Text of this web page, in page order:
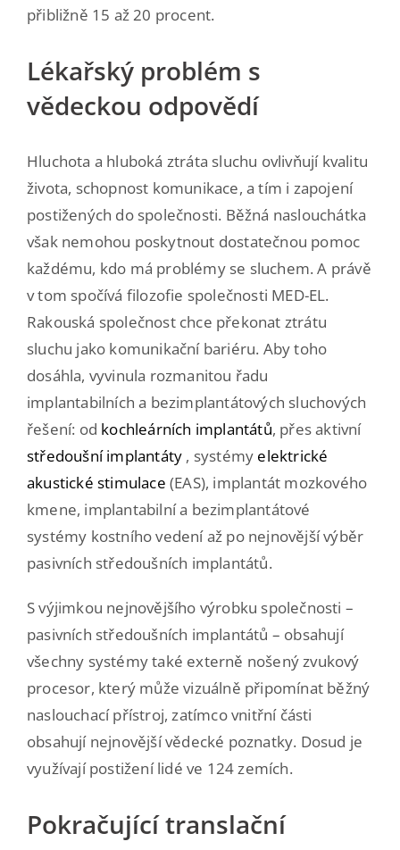
přibližně 15 až 20 procent.
Lékařský problém s
vědeckou odpovědí
Hluchota a hluboká ztráta sluchu ovlivňují kvalitu
života, schopnost komunikace, a tím i zapojení
postižených do společnosti. Běžná naslouchátka
však nemohou poskytnout dostatečnou pomoc
každému, kdo má problémy se sluchem. A právě
v tom spočívá filozofie společnosti MED-EL.
Rakouská společnost chce překonat ztrátu
sluchu jako komunikační bariéru. Aby toho
dosáhla, vyvinula rozmanitou řadu
implantabilních a bezimplantátových sluchových
řešení: od kochleárních implantátů, přes aktivní
středoušní implantáty , systémy elektrické
akustické stimulace (EAS), implantát mozkového
kmene, implantabilní a bezimplantátové
systémy kostního vedení až po nejnovější výběr
pasivních středoušních implantátů.
S výjimkou nejnovějšího výrobku společnosti –
pasivních středoušních implantátů – obsahují
všechny systémy také externě nošený zvukový
procesor, který může vizuálně připomínat běžný
naslouchací přístroj, zatímco vnitřní části
obsahují nejnovější vědecké poznatky. Dosud je
využívají postižení lidé ve 124 zemích.
Pokračující translační